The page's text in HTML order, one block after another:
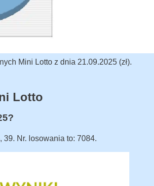
Mini Lotto z dnia 21.09.2025 (zł).
Lotto
39. Nr. losowania to: 7084.